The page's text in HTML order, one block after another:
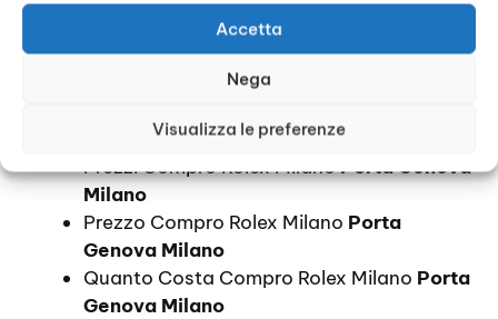
Accetta
Nega
Visualizza le preferenze
Genova Milano
Informazioni Compro Rolex MilanoPorta
Prezzi Compro Rolex MilanoPorta Genova
Milano
Prezzo Compro Rolex Milano Porta
Genova Milano
Quanto Costa Compro Rolex Milano Porta
Genova Milano